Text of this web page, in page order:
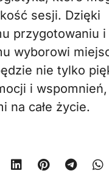
sesji. Dzięki
przygotowaniu i
wyborowi
nie tylko
i
na całe życie.